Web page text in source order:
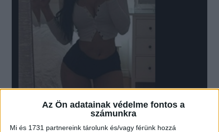
Az Ön adatainak védelme fontos a
számunkra
Mi és 1731 partnereink tárolunk és/vagy férünk hozzá